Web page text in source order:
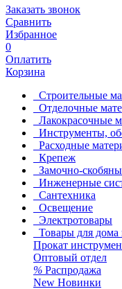
Заказать звонок
Сравнить
Избранное
0
Оплатить
Корзина
Строительные
Отделочные
Лакокрасочные
Инструменты,
Расходные
Крепеж
Замочно-
Инженерные
Сантехника
Освещение
Электротовары
Товары для дома
Прокат
Оптовый отдел
% Распродажа
New Новинки